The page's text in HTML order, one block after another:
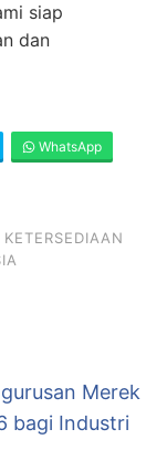
siap
dan
WhatsApp
Merek
bagi Industri